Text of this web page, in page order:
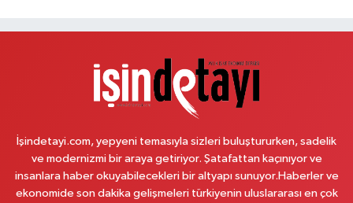
Erenköy Mahallesi Ömerpaşa Sokak 54 A
0 (216) 550 77 77 Yol Tarifi Al
Mimar Sinan Mahallesi Otopark Arkası Sokak 16 B Aktif International
Üsküdar Hastanesi yanı
İşindetayi.com, yepyeni temasıyla sizleri buluştururken, sadelik
ve modernizmi bir araya getiriyor. Şatafattan kaçınıyor ve
insanlara haber okuyabilecekleri bir altyapı sunuyor.Haberler ve
ekonomide son dakika gelişmeleri türkiyenin uluslararası en çok